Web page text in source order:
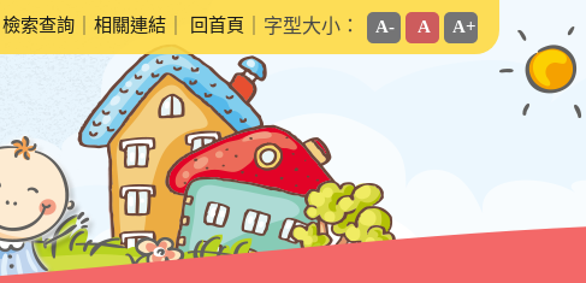
檢索查詢 相關連結 回首頁 ｜字型大小： A- A A+